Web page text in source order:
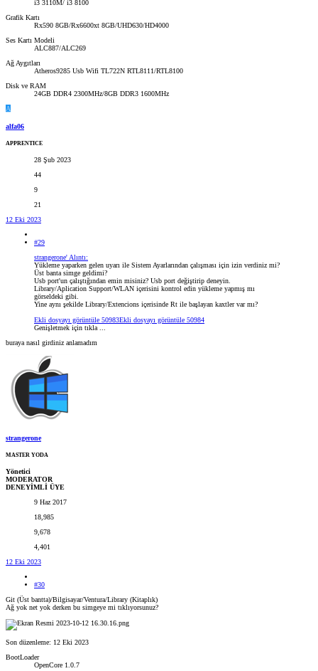
i3 3110M/ i3 8100
Grafik Kartı
Rx590 8GB/Rx6600xt 8GB/UHD630/HD4000
Ses Kartı Modeli
ALC887/ALC269
Ağ Aygıtları
Atheros9285 Usb Wifi TL722N RTL8111/RTL8100
Disk ve RAM
24GB DDR4 2300MHz/8GB DDR3 1600MHz
A
alfa06
APPRENTICE
28 Şub 2023
44
9
21
12 Eki 2023
#29
strangerone' Alıntı:
Yükleme yaparken gelen uyarı ile Sistem Ayarlarından çalışması için izin verdiniz mi?
Üst banta simge geldimi?
Usb port'un çalıştığından emin misiniz? Usb port değiştirip deneyin.
Library/Aplication Support/WLAN içerisini kontrol edin yükleme yapmış mı
görseldeki gibi.
Yine aynı şekilde Library/Extencions içerisinde Rt ile başlayan kaxtler var mı?
Ekli dosyayı görüntüle 50983Ekli dosyayı görüntüle 50984
Genişletmek için tıkla ...
buraya nasıl girdiniz anlamadım
strangerone
MASTER YODA
Yönetici
MODERATOR
DENEYİMLİ ÜYE
9 Haz 2017
18,985
9,678
4,401
12 Eki 2023
#30
Git (Üst bantta)/Bilgisayar/Ventura/Library (Kitaplık)
Ağ yok net yok derken bu simgeye mi tıklıyorsunuz?
Son düzenleme: 12 Eki 2023
BootLoader
OpenCore 1.0.7